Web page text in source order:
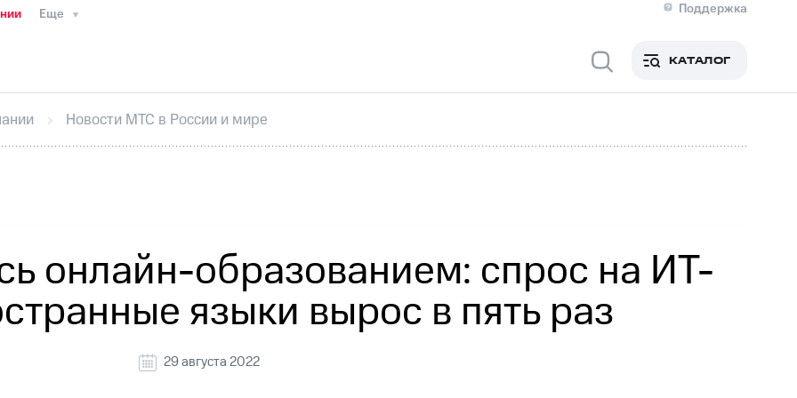
Еще
Поддержка
Медиа-центр
ИнтервьюФинансовая отчетностьКонтактыНовости в регионе
секретарьРаскрытие информации
кабинет акционераАкционерный капиталКонтроль и аудитРынок акций
КАТАЛОГ
Новости МТС в России и мире
онлайн-образованием: спрос на ИТ-
языки вырос в пять раз
29 августа 2022